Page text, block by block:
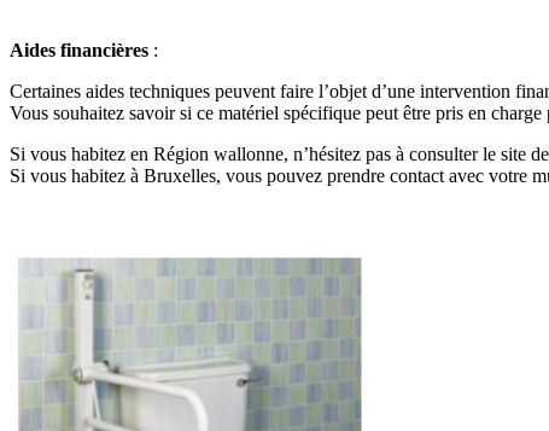
Aides financières :
Certaines aides techniques peuvent faire l’objet d’une intervention
Vous souhaitez savoir si ce matériel spécifique peut être pris en
Si vous habitez en Région wallonne, n’hésitez pas à consulter le site
Si vous habitez à Bruxelles, vous pouvez prendre contact avec votre